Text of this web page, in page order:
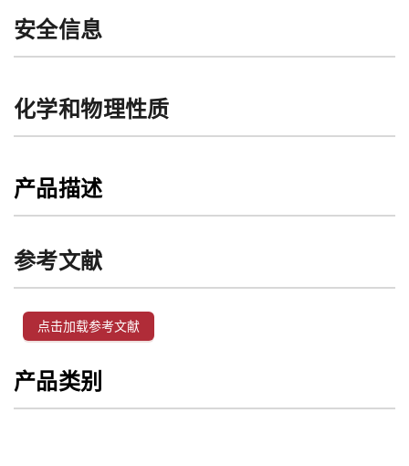
安全信息
化学和物理性质
产品描述
参考文献
点击加载参考文献
产品类别